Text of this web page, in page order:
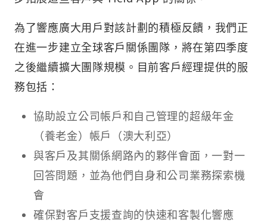
為了響應廣大用戶對該計劃的積極反饋，我們正
在進一步建立全球客戶關係團隊，將在第四季度
之後繼續擴大團隊規模。目前客戶經理提供的服
務包括：
協助設立公司帳戶和自己管理的超級年金
（養老金）帳戶（澳大利亞）
與客戶及其關係網路內的夥伴會面，一對一
回答問題，並為他們自身和公司業務探索機
會
確保對客戶支援查詢的快速和客製化響應